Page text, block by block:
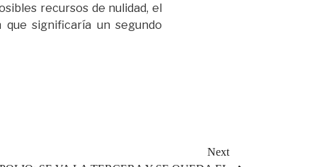
recursos de nulidad, el
significaría un segundo
Next